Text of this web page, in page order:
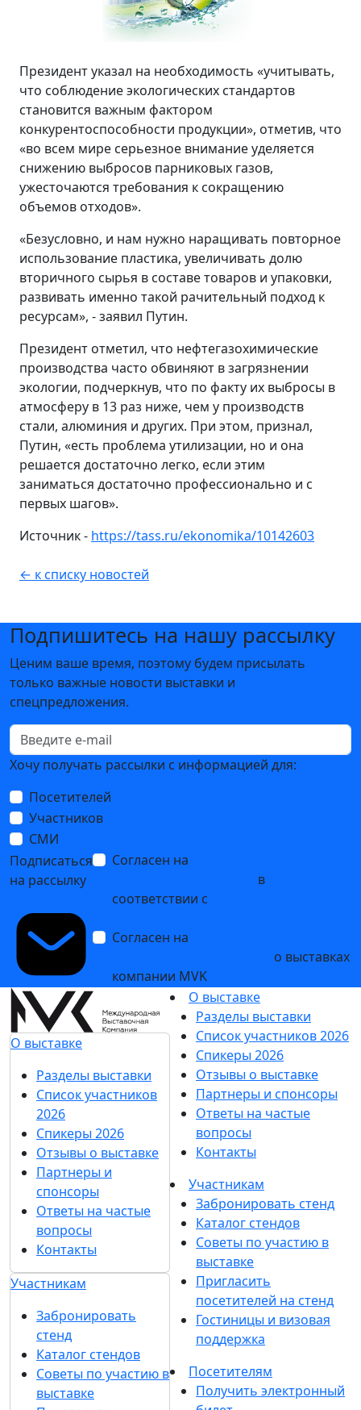
Президент указал на необходимость «учитывать,
что соблюдение экологических стандартов
становится важным фактором
конкурентоспособности продукции», отметив, что
«во всем мире серьезное внимание уделяется
снижению выбросов парниковых газов,
ужесточаются требования к сокращению
объемов отходов».
«Безусловно, и нам нужно наращивать повторное
использование пластика, увеличивать долю
вторичного сырья в составе товаров и упаковки,
развивать именно такой рачительный подход к
ресурсам», - заявил Путин.
Президент отметил, что нефтегазохимические
производства часто обвиняют в загрязнении
экологии, подчеркнув, что по факту их выбросы в
атмосферу в 13 раз ниже, чем у производств
стали, алюминия и других. При этом, признал,
Путин, «есть проблема утилизации, но и она
решается достаточно легко, если этим
заниматься достаточно профессионально и с
первых шагов».
Источник - https://tass.ru/ekonomika/10142603
← к списку новостей
Подпишитесь на нашу рассылку
Ценим ваше время, поэтому будем присылать
только важные новости выставки и
спецпредложения.
Хочу получать рассылки с информацией для:
Посетителей
Участников
СМИ
Подписаться
на рассылку
Согласен на
в
соответствии с
Согласен на
о выставках
компании MVK
О выставке
Разделы выставки
Список участников
2026
Спикеры 2026
Отзывы о выставке
Партнеры и
спонсоры
Ответы на частые
вопросы
Контакты
Участникам
Забронировать
стенд
Каталог стендов
Советы по участию в
выставке
О выставке
Разделы выставки
Список участников 2026
Спикеры 2026
Отзывы о выставке
Партнеры и спонсоры
Ответы на частые
вопросы
Контакты
Участникам
Забронировать стенд
Каталог стендов
Советы по участию в
выставке
Пригласить
посетителей на стенд
Гостиницы и визовая
поддержка
Посетителям
Получить электронный